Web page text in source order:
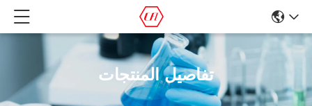
تفاصيل المنتجات